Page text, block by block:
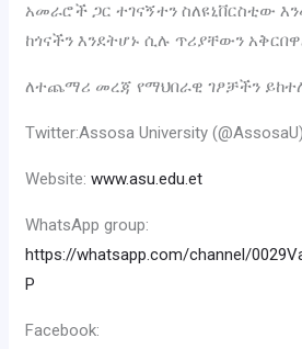
አመራሮች ጋር ተገናኝተን ስለዩኒቨርስቲው
ከጎናችን እንደትሆኑ ሲሉ ጥሪያቸውን
ለተጨማሪ መረጃ የማህበራዊ ገፆቻችን
Twitter:Assosa University
Website:www.asu.edu.et
WhatsApp group:
https://whatsapp.com/channel/
P
Facebook: